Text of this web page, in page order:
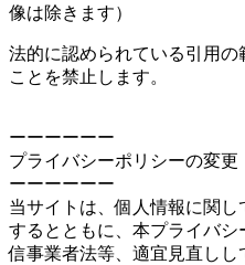
像は除きます）
法的に認められている引用
ことを禁止します。
ーーーーーー
プライバシーポリシーの変更
ーーーーーー
当サイトは、個人情報に関
するとともに、本プライバ
信事業者法等、適宜見直しし